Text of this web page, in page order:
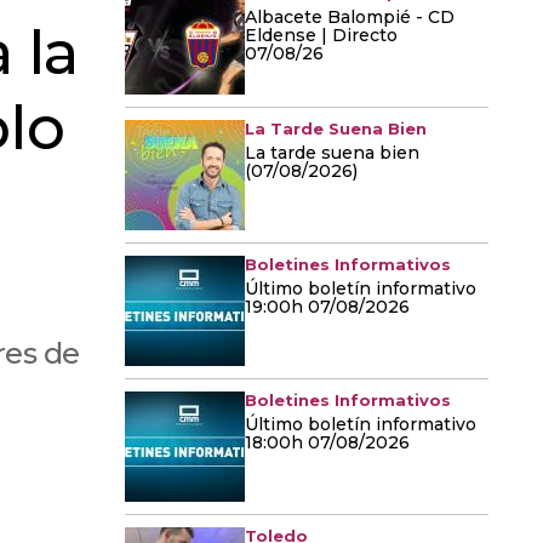
la
de
Albacete Balompié - CD
Eldense | Directo
07/08/26
La Tarde Suena Bien
La tarde suena bien
(07/08/2026)
Boletines Informativos
Último boletín informativo
19:00h 07/08/2026
Boletines Informativos
Último boletín informativo
18:00h 07/08/2026
Toledo